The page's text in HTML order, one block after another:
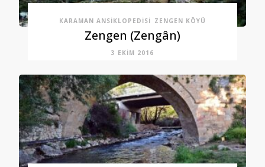
KARAMAN ANSIKLOPEDISI ZENGEN KÖYÜ
Zengen (Zengân)
3 EKIM 2016